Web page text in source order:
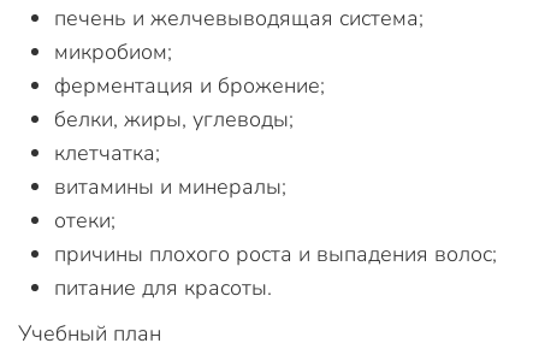
печень и желчевыводящая система;
микробиом;
ферментация и брожение;
белки, жиры, углеводы;
клетчатка;
витамины и минералы;
отеки;
причины плохого роста и выпадения волос;
питание для красоты.
Учебный план